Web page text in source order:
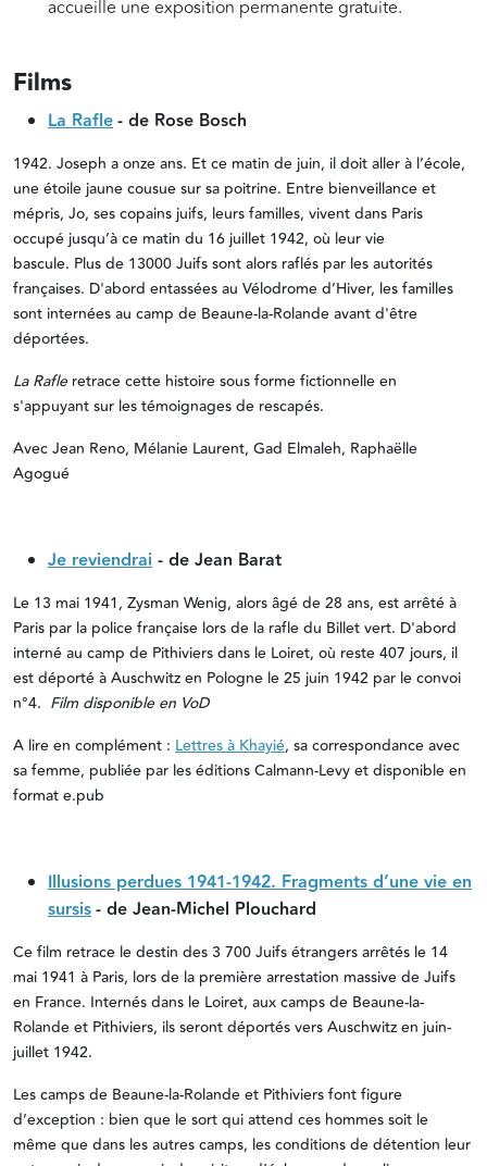
accueille une exposition permanente gratuite.
Films
La Rafle- de Rose Bosch
1942. Joseph a onze ans. Et ce matin de juin, il doit aller à l’école,
une étoile jaune cousue sur sa poitrine. Entre bienveillance et
mépris, Jo, ses copains juifs, leurs familles, vivent dans Paris
occupé jusqu’à ce matin du 16 juillet 1942, où leur vie
bascule. Plus de 13000 Juifs sont alors raflés par les autorités
françaises. D'abord entassées au Vélodrome d’Hiver, les familles
sont internées au camp de Beaune-la-Rolande avant d'être
déportées.
La Rafleretrace cette histoire sous forme fictionnelle en
s'appuyant sur les témoignages de rescapés.
Avec Jean Reno, Mélanie Laurent, Gad Elmaleh, Raphaëlle
Agogué
Je reviendrai - de Jean Barat
Le 13 mai 1941, Zysman Wenig, alors âgé de 28 ans, est arrêté à
Paris par la police française lors de la rafle du Billet vert. D'abord
interné au camp de Pithiviers dans le Loiret, où reste 407 jours, il
est déporté à Auschwitz en Pologne le 25 juin 1942 par le convoi
n°4. Film disponible en VoD
A lire en complément : Lettres à Khayié, sa correspondance avec
sa femme, publiée par les éditions Calmann-Levy et disponible en
format e.pub
Illusions perdues 1941-1942. Fragments d’une vie en
sursis- de Jean-Michel Plouchard
Ce film retrace le destin des 3 700 Juifs étrangers arrêtés le 14
mai 1941 à Paris, lors de la première arrestation massive de Juifs
en France. Internés dans le Loiret, aux camps de Beaune-la-
Rolande et Pithiviers, ils seront déportés vers Auschwitz en juin-
juillet 1942.
Les camps de Beaune-la-Rolande et Pithiviers font figure
d’exception : bien que le sort qui attend ces hommes soit le
même que dans les autres camps, les conditions de détention leur